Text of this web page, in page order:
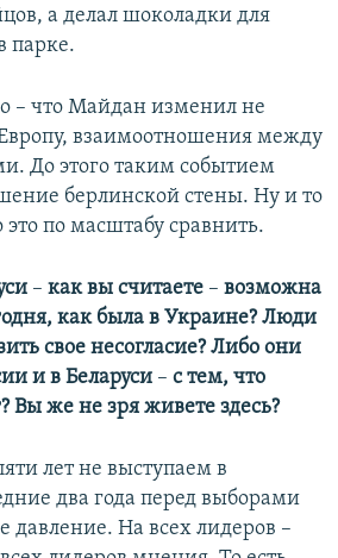
а делал шоколадки для
парке.
– что Майдан изменил не
взаимоотношения между
До этого таким событием
берлинской стены. Ну и то
по масштабу сравнить.
– как вы считаете – возможна
как была в Украине? Люди
свое несогласие? Либо они
и в Беларуси – с тем, что
Вы же не зря живете здесь?
лет не выступаем в
два года перед выборами
давление. На всех лидеров –